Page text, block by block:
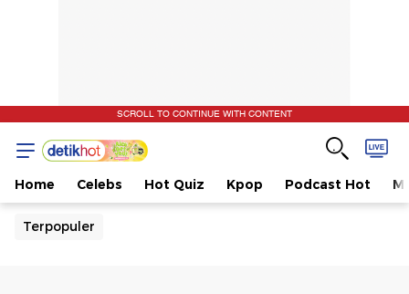
SCROLL TO CONTINUE WITH CONTENT
Home Celebs Hot Quiz Kpop Podcast Hot
Terpopuler